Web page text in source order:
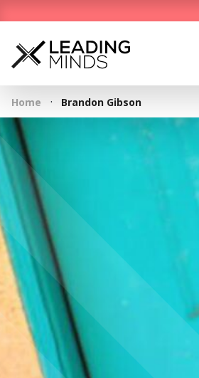
Home · Brandon Gibson